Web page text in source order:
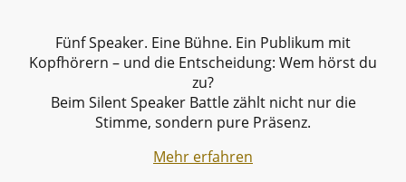
Fünf Speaker. Eine Bühne. Ein Publikum mit
Kopfhörern – und die Entscheidung: Wem hörst du
zu?
Beim Silent Speaker Battle zählt nicht nur die
Stimme, sondern pure Präsenz.
Mehr erfahren